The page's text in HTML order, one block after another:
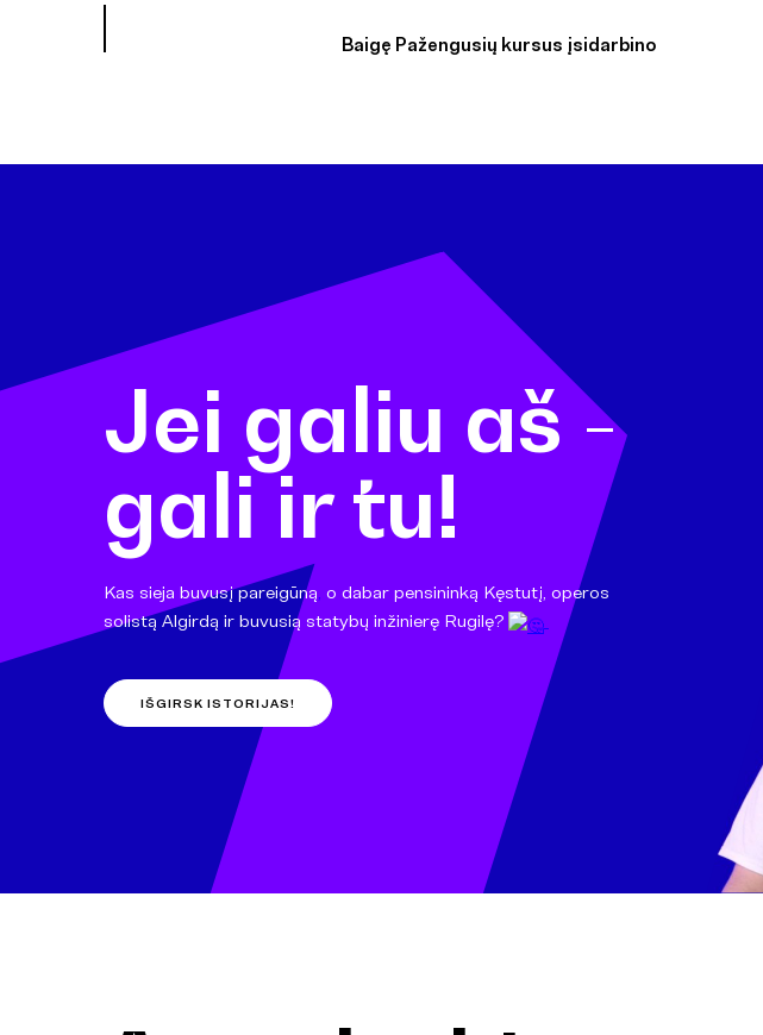
Baigę Pažengusių kursus įsidarbino
Jei galiu aš -
gali ir tu!
Kas sieja buvusį pareigūną, o dabar pensininką Kęstutį, operos
solistą Algirdą ir buvusią statybų inžinierę Rugilę?
IŠGIRSK ISTORIJAS!